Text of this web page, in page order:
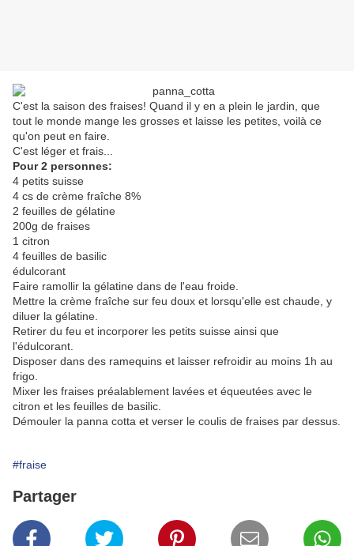
C'est la saison des fraises! Quand il y en a plein le jardin, que
tout le monde mange les grosses et laisse les petites, voilà ce
qu'on peut en faire.
C'est léger et frais...
Pour 2 personnes:
4 petits suisse
4 cs de crème fraîche 8%
2 feuilles de gélatine
200g de fraises
1 citron
4 feuilles de basilic
édulcorant
Faire ramollir la gélatine dans de l'eau froide.
Mettre la crème fraîche sur feu doux et lorsqu'elle est chaude, y
diluer la gélatine.
Retirer du feu et incorporer les petits suisse ainsi que
l'édulcorant.
Disposer dans des ramequins et laisser refroidir au moins 1h au
frigo.
Mixer les fraises préalablement lavées et équeutées avec le
citron et les feuilles de basilic.
Démouler la panna cotta et verser le coulis de fraises par dessus.
#fraise
Partager